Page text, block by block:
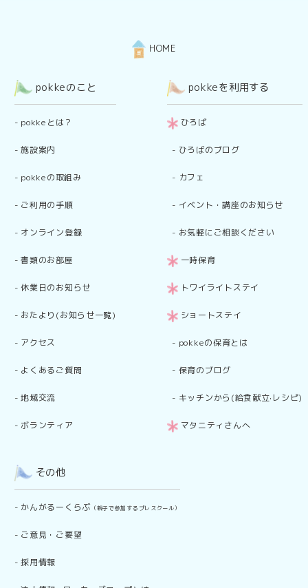
HOME
pokkeのこと
- pokkeとは？
-施設案内
- pokkeの取組み
- ご利用の手順
- オンライン登録
-書類のお部屋
-休業日のお知らせ
- おたより(お知らせ一覧)
- アクセス
- よくあるご質問
-地域交流
- ボランティア
pokkeを利用する
ひろば
- ひろばのブログ
- カフェ
- イベント・講座のお知らせ
- お気軽にご相談ください
一時保育
トワイライトステイ
ショートステイ
- pokkeの保育とは
- 保育のブログ
- キッチンから(給食献立·レシピ)
マタニティさんへ
その他
- かんがるーくらぶ （親子で参加するプレスクール）
- ご意見・ご要望
-採用情報